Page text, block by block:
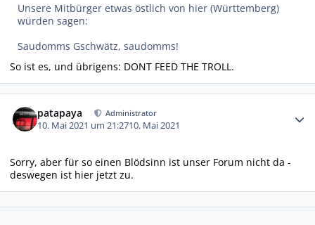
Unsere Mitbürger etwas östlich von hier (Württemberg)
würden sagen:
Saudomms Gschwätz, saudomms!
So ist es, und übrigens: DONT FEED THE TROLL.
patapaya Administrator
10. Mai 2021 um 21:2710. Mai 2021
Sorry, aber für so einen Blödsinn ist unser Forum nicht da -
deswegen ist hier jetzt zu.